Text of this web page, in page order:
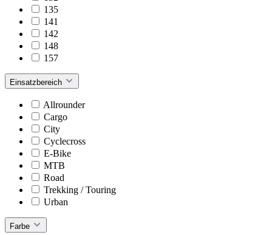
135
141
142
148
157
Einsatzbereich
Allrounder
Cargo
City
Cyclecross
E-Bike
MTB
Road
Trekking / Touring
Urban
Farbe